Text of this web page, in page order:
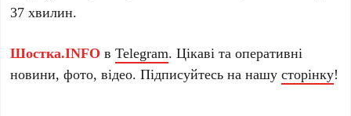
37 хвилин.
Шостка.INFO вTelegram. Цікаві та оперативні
новини, фото, відео. Підписуйтесь на нашусторінку!